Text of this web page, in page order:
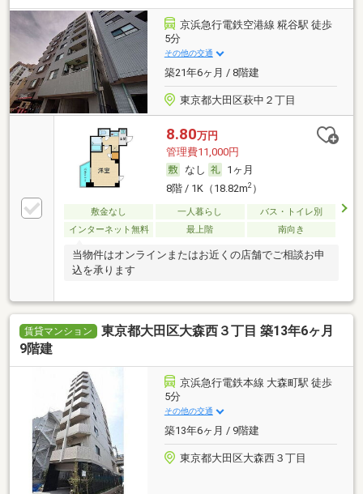
京浜急行電鉄空港線 糀谷駅 徒歩
5分
その他の交通
築21年6ヶ月 / 8階建
東京都大田区萩中２丁目
8.80万円
管理費11,000円
なし
1ヶ月
8階 / 1K（18.82m2）
敷金なし 一人暮らし
バス・トイレ別
インターネット無料
最上階 南向き
当物件はオンラインまたはお近くの店舗でご相談お申
込を承ります
賃貸マンション
東京都大田区大森西３丁目 築13年6ヶ月
9階建
京浜急行電鉄本線 大森町駅 徒歩
5分
その他の交通
築13年6ヶ月 / 9階建
東京都大田区大森西３丁目